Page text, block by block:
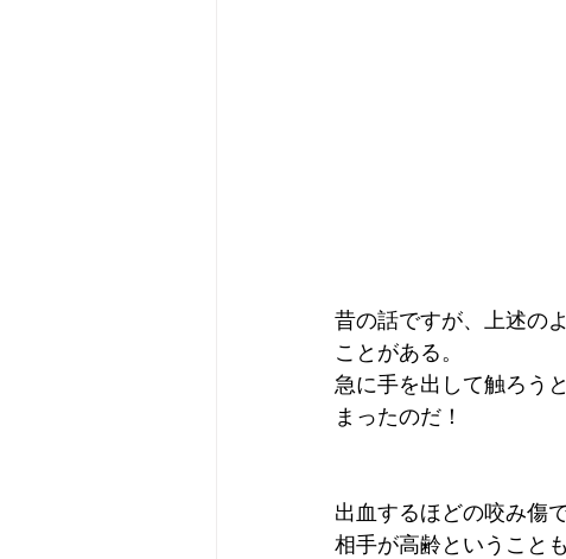
昔の話ですが、上述の
ことがある。
急に手を出して触ろう
まったのだ！
出血するほどの咬み傷
相手が高齢ということ